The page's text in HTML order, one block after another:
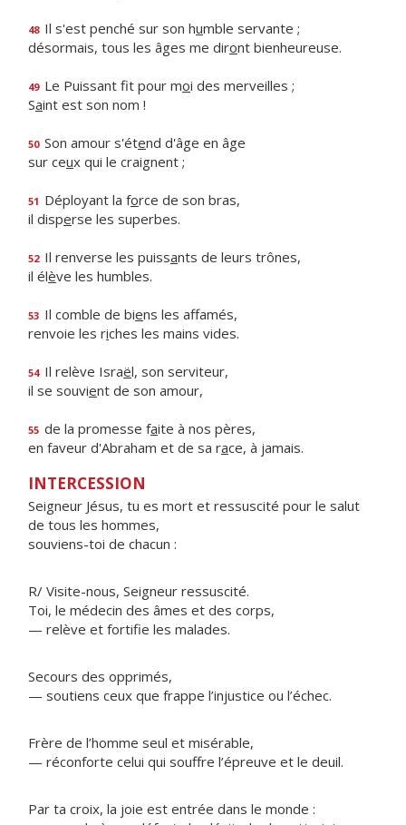
48 Il s'est penché sur son humble servante ;
désormais, tous les âges me diront bienheureuse.
49 Le Puissant fit pour moi des merveilles ;
Saint est son nom !
50 Son amour s'étend d'âge en âge
sur ceux qui le craignent ;
51 Déployant la force de son bras,
il disperse les superbes.
52 Il renverse les puissants de leurs trônes,
il élève les humbles.
53 Il comble de biens les affamés,
renvoie les riches les mains vides.
54 Il relève Israël, son serviteur,
il se souvient de son amour,
55 de la promesse faite à nos pères,
en faveur d'Abraham et de sa race, à jamais.
INTERCESSION
Seigneur Jésus, tu es mort et ressuscité pour le salut
de tous les hommes,
souviens-toi de chacun :
R/ Visite-nous, Seigneur ressuscité.
Toi, le médecin des âmes et des corps,
— relève et fortifie les malades.
Secours des opprimés,
— soutiens ceux que frappe l’injustice ou l’échec.
Frère de l’homme seul et misérable,
— réconforte celui qui souffre l’épreuve et le deuil.
Par ta croix, la joie est entrée dans le monde :